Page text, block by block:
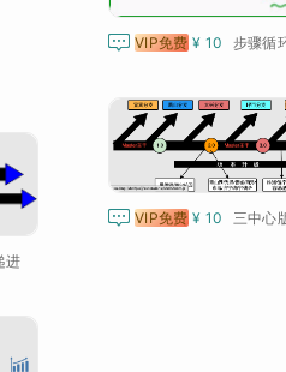
 VIP免费 ¥ 10
 VIP免费 ¥ 10 三中心
进